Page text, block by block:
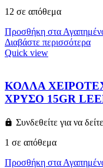
12 σε απόθεμα
Προσθήκη στα
Διαβάστε περισσότερα
Quick view
ΚΟΛΛΑ
ΧΡΥΣΟ 15GR
Συνδεθείτε για να
1 σε απόθεμα
Προσθήκη στα